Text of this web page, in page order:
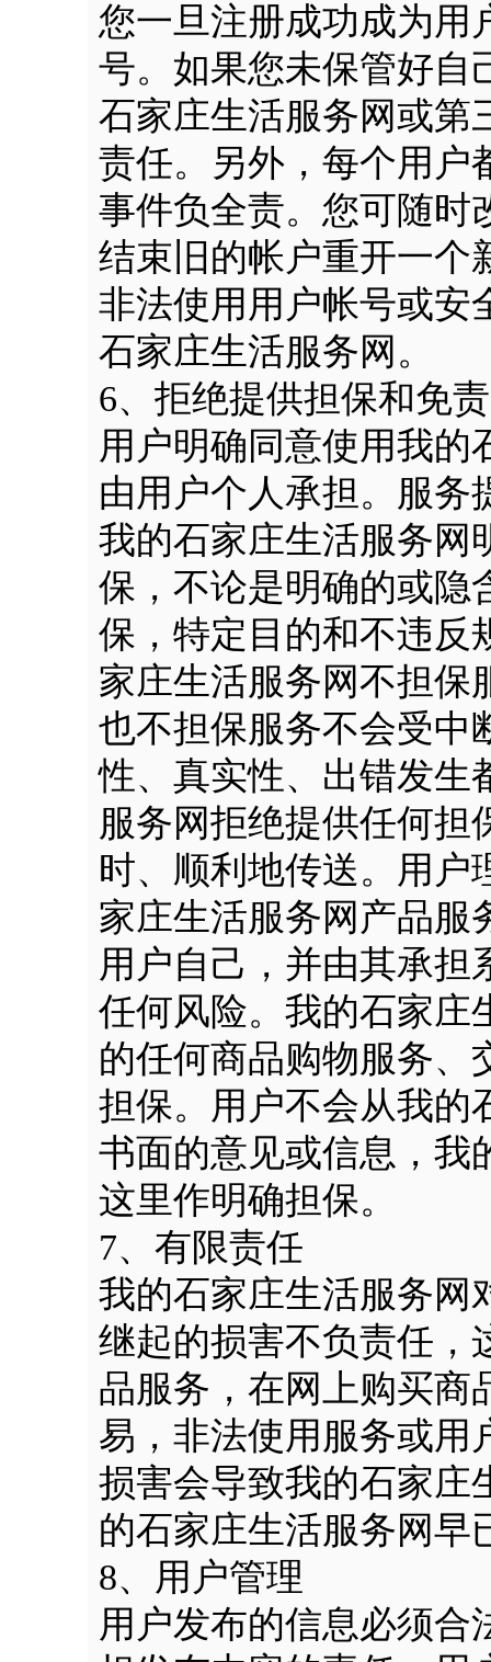
您一旦注册成功成为用
号。如果您未保管好自
石家庄生活服务网或第
责任。另外，每个用户
事件负全责。您可随时
结束旧的帐户重开一个
非法使用用户帐号或安
石家庄生活服务网。
6、拒绝提供担保和免
用户明确同意使用我的
由用户个人承担。服务
我的石家庄生活服务网
保，不论是明确的或隐
保，特定目的和不违反
家庄生活服务网不担保
也不担保服务不会受中
性、真实性、出错发生
服务网拒绝提供任何担
时、顺利地传送。用户
家庄生活服务网产品服
用户自己，并由其承担
任何风险。我的石家庄
的任何商品购物服务、
担保。用户不会从我的
书面的意见或信息，我
这里作明确担保。
7、有限责任
我的石家庄生活服务网
继起的损害不负责任，
品服务，在网上购买商
易，非法使用服务或用
损害会导致我的石家庄
的石家庄生活服务网早
8、用户管理
用户发布的信息必须合